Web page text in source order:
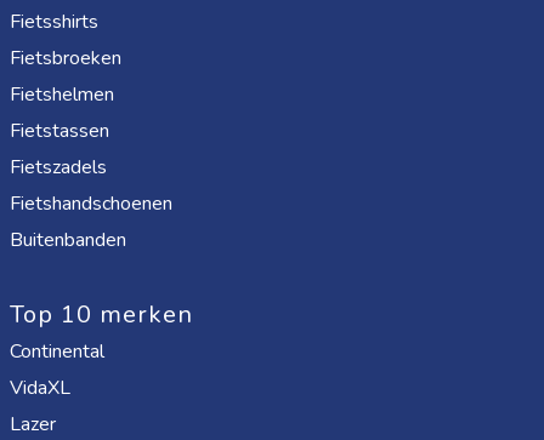
Fietsshirts
Fietsbroeken
Fietshelmen
Fietstassen
Fietszadels
Fietshandschoenen
Buitenbanden
Top 10 merken
Continental
VidaXL
Lazer